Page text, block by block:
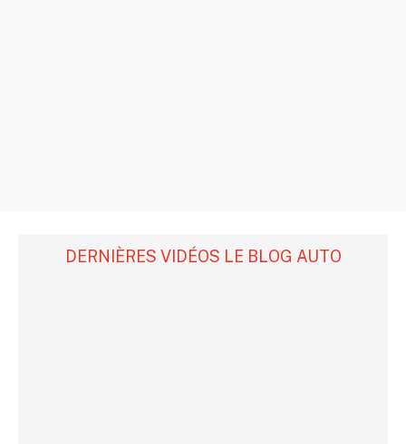
DERNIÈRES VIDÉOS LE BLOG AUTO